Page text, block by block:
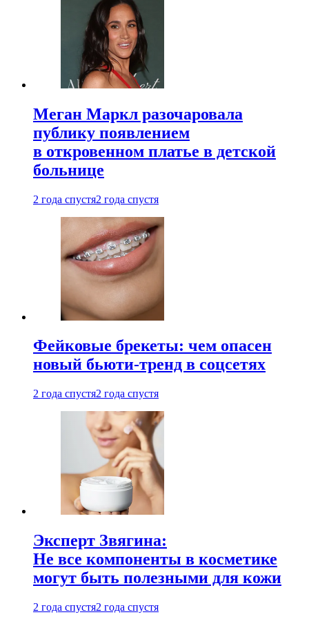
Меган Маркл разочаровала
публику появлением
в откровенном платье в детской
больнице
2 года спустя2 года спустя
Фейковые брекеты: чем опасен
новый бьюти-тренд в соцсетях
2 года спустя2 года спустя
Эксперт Звягина:
Не все компоненты в косметике
могут быть полезными для кожи
2 года спустя2 года спустя